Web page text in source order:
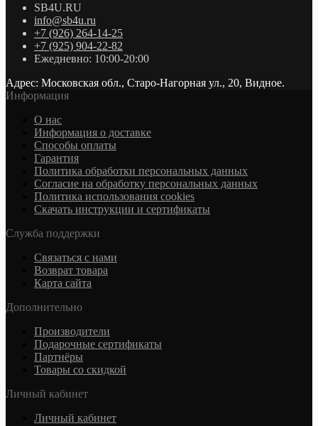
SB4U.RU
info@sb4u.ru
+7 (926) 264-14-25
+7 (925) 904-22-82
Ежедневно: 10:00-20:00
Адрес: Московская обл., Старо-Нагорная ул., 20, Видное.
Информация
О нас
Информация о доставке
Cпособы оплаты
Гарантия
Политика обработки персональных данных
Согласие на обработку персональных данных
Политика использования cookies
Скачать инструкции и сертификаты
Служба поддержки
Связаться с нами
Возврат товара
Карта сайта
Дополнительно
Производители
Подарочные сертификаты
Партнёры
Товары со скидкой
Личный кабинет
Личный кабинет